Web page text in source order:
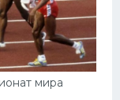
мира